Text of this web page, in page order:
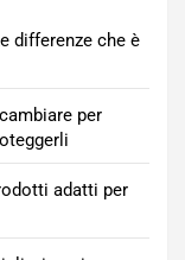
differenze che è
per
adatti per